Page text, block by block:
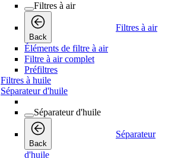
Filtres à air
Back
Filtres à air
Éléments de filtre à air
Filtre à air complet
Préfiltres
Filtres à huile
Séparateur d'huile
Séparateur d'huile
Back
Séparateur
d'huile